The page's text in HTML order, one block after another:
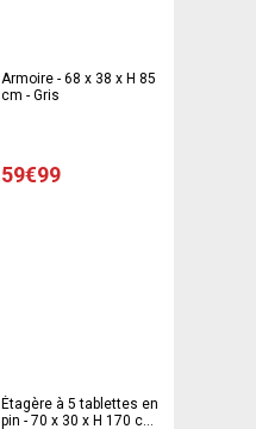
Armoire - 68 x 38 x H 85
cm - Gris
59€99
Étagère à 5 tablettes en
pin - 70 x 30 x H 170 cm